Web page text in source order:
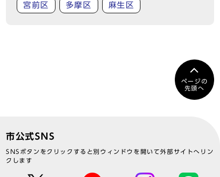
宮前区 多摩区 麻生区
ページの
先頭へ
市公式SNS
SNSボタンをクリックすると別ウィンドウを開いて外部サイトへリン
クします